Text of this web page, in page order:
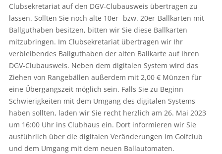
Clubsekretariat auf den DGV-Clubausweis übertragen zu
lassen. Sollten Sie noch alte 10er- bzw. 20er-Ballkarten mit
Ballguthaben besitzen, bitten wir Sie diese Ballkarten
mitzubringen. Im Clubsekretariat übertragen wir Ihr
verbleibendes Ballguthaben der alten Ballkarte auf Ihren
DGV-Clubausweis. Neben dem digitalen System wird das
Ziehen von Rangebällen außerdem mit 2,00 € Münzen für
eine Übergangszeit möglich sein. Falls Sie zu Beginn
Schwierigkeiten mit dem Umgang des digitalen Systems
haben sollten, laden wir Sie recht herzlich am 26. Mai 2023
um 16:00 Uhr ins Clubhaus ein. Dort informieren wir Sie
ausführlich über die digitalen Veränderungen im Golfclub
und dem Umgang mit dem neuen Ballautomaten.